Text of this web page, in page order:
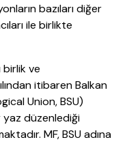
bazıları diğer
ile birlikte
birlik ve
itibaren Balkan
Union, BSU)
yaz düzenlediği
MF, BSU adına